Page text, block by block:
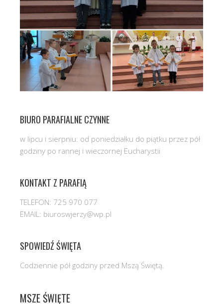
BIURO PARAFIALNE CZYNNE
w lipcu i sierpniu: od poniedziałku do piątku przez pół
godziny po rannej i wieczornej Eucharystii
KONTAKT Z PARAFIĄ
TELEFON: 725 970 077
EMAIL: biuroswjerzy@wp.pl
SPOWIEDŹ ŚWIĘTA
Codziennie pół godziny przed Mszą Świętą.
MSZE ŚWIĘTE